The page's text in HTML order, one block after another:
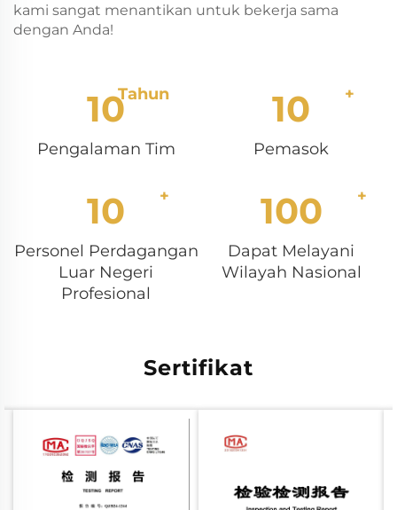
kami sangat menantikan untuk bekerja sama
dengan Anda!
10
Pengalaman Tim
10
Pemasok
10
Personel Perdagangan
Luar Negeri
Profesional
100
Dapat Melayani
Wilayah Nasional
Sertifikat